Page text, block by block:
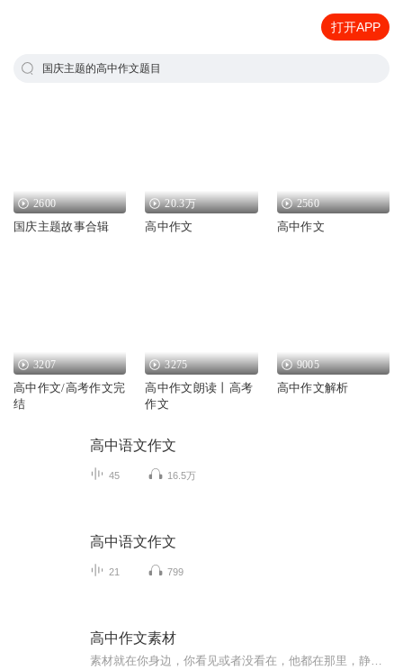
打开APP
国庆主题的高中作文题目
2600
国庆主题故事合辑
20.3万
高中作文
2560
高中作文
3207
高中作文/高考作文完
结
3275
高中作文朗读丨高考
作文
9005
高中作文解析
高中语文作文
45 16.5万
高中语文作文
21 799
高中作文素材